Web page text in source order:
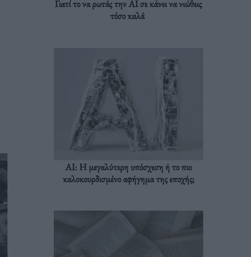
Γιατί το να ρωτάς την AI σε κάνει να νιώθεις
τόσο καλά
AI: Η μεγαλύτερη υπόσχεση ή το πιο
καλοκουρδισμένο αφήγημα της εποχής;